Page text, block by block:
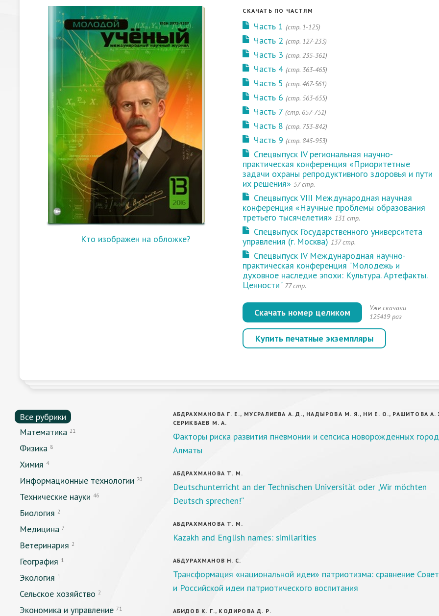
Кто изображен на обложке?
СКАЧАТЬ ПО ЧАСТЯМ
Часть 1 (стр. 1-125)
Часть 2 (стр. 127-233)
Часть 3 (стр. 235-361)
Часть 4 (стр. 363-465)
Часть 5 (стр. 467-561)
Часть 6 (стр. 563-655)
Часть 7 (стр. 657-751)
Часть 8 (стр. 753-842)
Часть 9 (стр. 845-953)
Спецвыпуск IV региональная научно-
практическая конференция «Приоритетные
задачи охраны репродуктивного здоровья и пути
их решения» 57 стр.
Спецвыпуск VIII Международная научная
конференция «Научные проблемы образования
третьего тысячелетия» 131 стр.
Спецвыпуск Государственного университета
управления (г. Москва) 137 стр.
Спецвыпуск IV Международная научно-
практическая конференция "Молодежь и
духовное наследие эпохи: Культура. Артефакты.
Ценности" 77 стр.
Скачать номер целиком
Уже скачали
125419 раз
Купить печатные экземпляры
Все рубрики
Математика 21
Физика 8
Химия 4
Информационные технологии 20
Технические науки 46
Биология 2
Медицина 7
Ветеринария 2
География 1
Экология 1
Сельское хозяйство 2
Экономика и управление 71
АБДРАХМАНОВА Г. Е., МУСРАЛИЕВА А. Д., НАДЫРОВА М. Я., НИ Е. О., РАШИТОВА А.
СЕРИКБАЕВ М. А.
Факторы риска развития пневмонии и сепсиса новорожденных
Алматы
АБДРАХМАНОВА Т. М.
Deutschunterricht an der Technischen Universität oder „Wir möchten
Deutsch sprechen!“
АБДРАХМАНОВА Т. М.
Kazakh and English names: similarities
АБДУРАХМАНОВ Н. С.
Трансформация «национальной идеи» патриотизма: сравнение
и Российской идеи патриотического воспитания
АБИДОВ К. Г., КОДИРОВА Д. Р.